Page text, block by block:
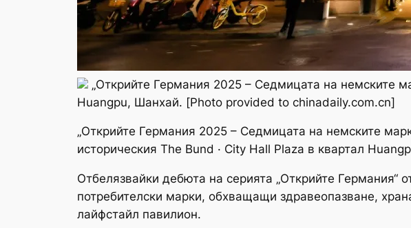
„Открийте Германия 2025 – Седмицата на немските
Huangpu, Шанхай. [Photo provided to chinadaily.com.cn]
„Открийте Германия 2025 – Седмицата на немските
историческия The Bund · City Hall Plaza в квартал
Отбелязвайки дебюта на серията „Открийте
потребителски марки, обхващащи здравеопазване,
лайфстайл павилион.